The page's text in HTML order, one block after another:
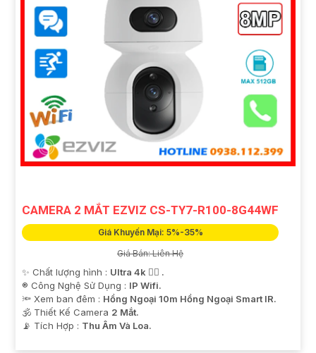
CAMERA 2 MẮT EZVIZ CS-TY7-R100-8G44WF
Giá Khuyến Mại: 5%-35%
Giá Bán: Liên Hệ
✨ Chất lượng hình : Ultra 4k 👍🏾 .
®️ Công Nghệ Sử Dụng : IP Wifi.
🔦 Xem ban đêm : Hồng Ngoại 10m Hồng Ngoại Smart IR.
🕉️ Thiết Kế Camera 2 Mắt.
️📡 Tích Hợp : Thu Âm Và Loa.